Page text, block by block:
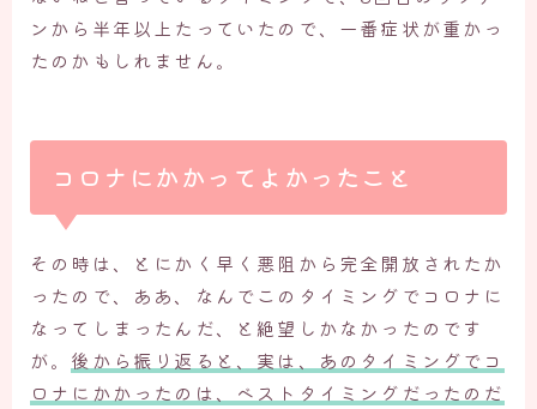
ンから半年以上たっていたので、一番症状が重かっ
たのかもしれません。
コロナにかかってよかったこと
その時は、とにかく早く悪阻から完全開放されたか
ったので、ああ、なんでこのタイミングでコロナに
なってしまったんだ、と絶望しかなかったのです
が。 後から振り返ると、実は、あのタイミングでコ
ロナにかかったのは、ベストタイミングだったのだ